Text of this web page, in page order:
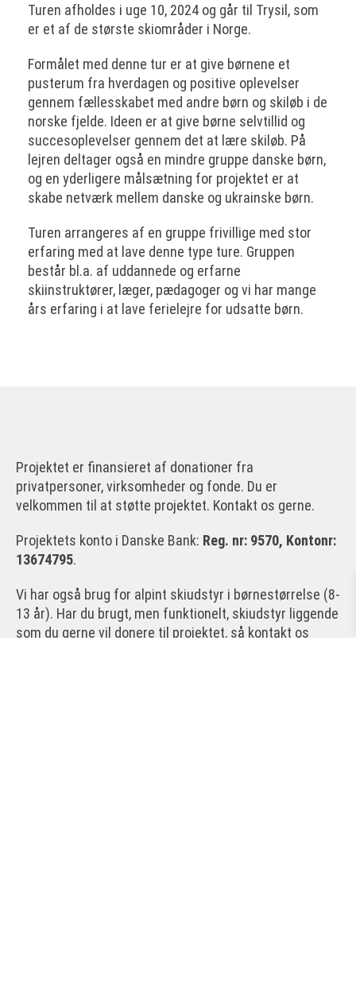
Turen afholdes i uge 10, 2024 og går til Trysil, som
er et af de største skiområder i Norge.
Formålet med denne tur er at give børnene et
pusterum fra hverdagen og positive oplevelser
gennem fællesskabet med andre børn og skiløb i de
norske fjelde. Ideen er at give børne selvtillid og
succesoplevelser gennem det at lære skiløb. På
lejren deltager også en mindre gruppe danske børn,
og en yderligere målsætning for projektet er at
skabe netværk mellem danske og ukrainske børn.
Turen arrangeres af en gruppe frivillige med stor
erfaring med at lave denne type ture. Gruppen
består bl.a. af uddannede og erfarne
skiinstruktører, læger, pædagoger og vi har mange
års erfaring i at lave ferielejre for udsatte børn.
Projektet er finansieret af donationer fra
privatpersoner, virksomheder og fonde. Du er
velkommen til at støtte projektet. Kontakt os gerne.
Projektets konto i Danske Bank: Reg. nr: 9570, Kontonr:
13674795.
Vi har også brug for alpint skiudstyr i børnestørrelse (8-
13 år). Har du brugt, men funktionelt, skiudstyr liggende
som du gerne vil donere til projektet, så kontakt os